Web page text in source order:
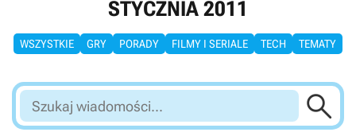
STYCZNIA 2011
WSZYSTKIE GRY PORADY FILMY I SERIALE TECH TEMATY
Szukaj
wiadomości...
